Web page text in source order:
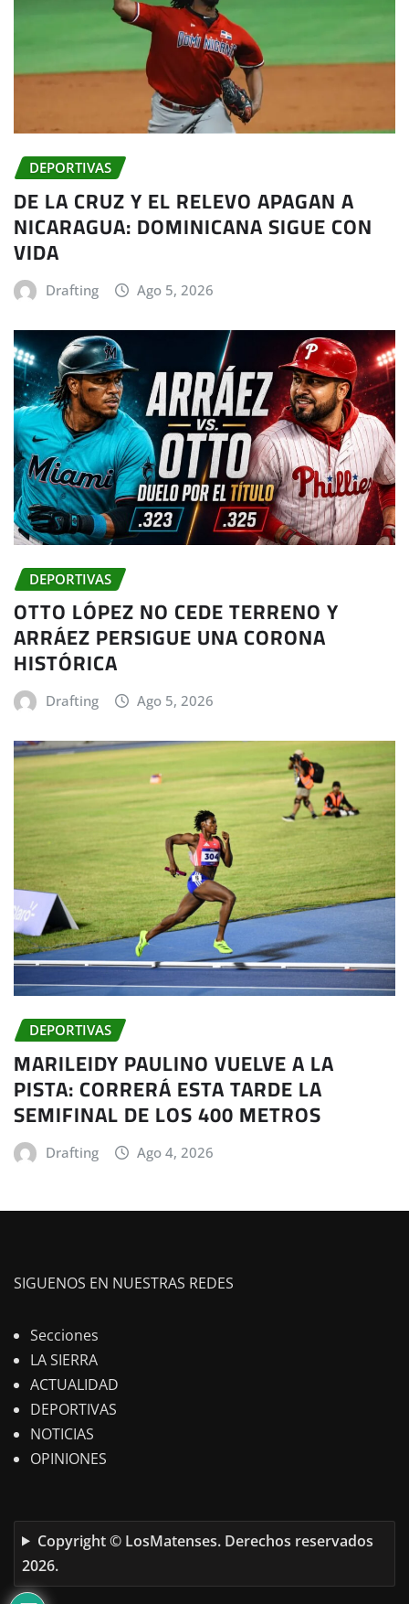
DEPORTIVAS
DE LA CRUZ Y EL RELEVO APAGAN A
NICARAGUA: DOMINICANA SIGUE CON
VIDA
Drafting Ago 5, 2026
DEPORTIVAS
OTTO LÓPEZ NO CEDE TERRENO Y
ARRÁEZ PERSIGUE UNA CORONA
HISTÓRICA
Drafting Ago 5, 2026
DEPORTIVAS
MARILEIDY PAULINO VUELVE A LA
PISTA: CORRERÁ ESTA TARDE LA
SEMIFINAL DE LOS 400 METROS
Drafting Ago 4, 2026
SIGUENOS EN NUESTRAS REDES
Secciones
LA SIERRA
ACTUALIDAD
DEPORTIVAS
NOTICIAS
OPINIONES
Copyright © LosMatenses. Derechos reservados
2026.